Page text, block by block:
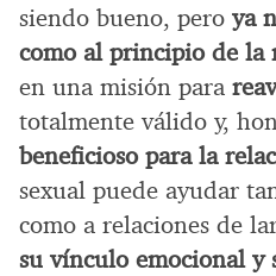
siendo bueno, pero ya
como al principio de la
en una misión para
totalmente válido y,
beneficioso para la
sexual puede ayudar
como a relaciones de
su vínculo emocional y